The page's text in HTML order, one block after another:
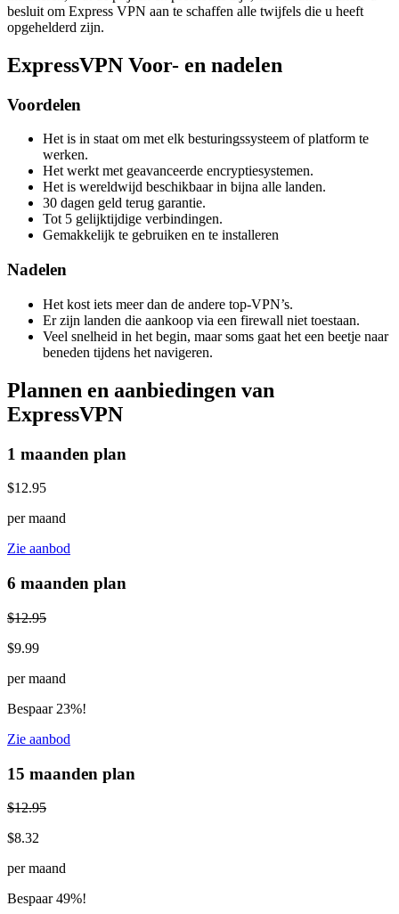
besluit om Express VPN aan te schaffen alle twijfels die u heeft
opgehelderd zijn.
ExpressVPN Voor- en nadelen
Voordelen
Het is in staat om met elk besturingssysteem of platform te
werken.
Het werkt met geavanceerde encryptiesystemen.
Het is wereldwijd beschikbaar in bijna alle landen.
30 dagen geld terug garantie.
Tot 5 gelijktijdige verbindingen.
Gemakkelijk te gebruiken en te installeren
Nadelen
Het kost iets meer dan de andere top-VPN’s.
Er zijn landen die aankoop via een firewall niet toestaan.
Veel snelheid in het begin, maar soms gaat het een beetje naar
beneden tijdens het navigeren.
Plannen en aanbiedingen van
ExpressVPN
1 maanden plan
$12.95
per maand
Zie aanbod
6 maanden plan
$12.95
$9.99
per maand
Bespaar 23%!
Zie aanbod
15 maanden plan
$12.95
$8.32
per maand
Bespaar 49%!